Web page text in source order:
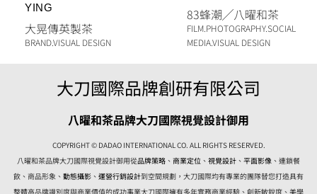
YING
大晃傳英製茶
BRANDVISUAL DESIGN
83蜂潮╱八曜和茶
FILM PHOTOGRAPHY.SOCIAL
MEDIAVISUAL DESIGN
大刀國際品牌創研有限公司
八曜和茶品牌大刀國際視覺設計御用
COPYRIGHT © DADAO INTERNATIONAL CO. ALL RIGHTS RESERVED.
八曜和茶品牌大刀國際視覺設計御用從品牌策略 、 商業定位 、 視覺設計 、 平面影像 、連鎖餐
飲、商品形象、 動態攝影 、 運營行銷設計到空間規劃，大刀國際均有專業的團隊替您打造具有
整體高品牌識別度與商業價值的成功事業大刀國際擁有多年實務商業經驗、創新敏銳度、美學